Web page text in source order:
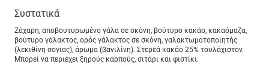
Συστατικά
Ζάχαρη, αποβουτυρωμένο γάλα σε σκόνη, βούτυρο κακάο, κακαόμαζα,
βούτυρο γάλακτος, ορός γάλακτος σε σκόνη, γαλακτωματοποιητής
(λεκιθίνη σογιας), άρωμα (βανιλίνη). Στερεά κακάο 25% τουλάχιστον.
Μπορεί να περιέχει ξηρούς καρπούς, σιτάρι και φιστίκι.